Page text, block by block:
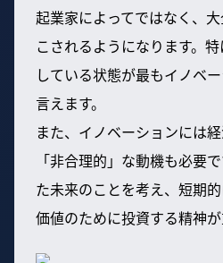
起業家によってではなく、
こされるようになります。
している状態が最もイノベ
言えます。
また、イノベーションには
「非合理的」な動機も必要
た未来のことを考え、短期
価値のために投資する精神が